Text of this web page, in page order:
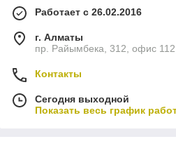
Работает с 26.02.2016
г. Алматы
пр. Райымбека, 312, офис
Контакты
Сегодня выходной
Показать весь график